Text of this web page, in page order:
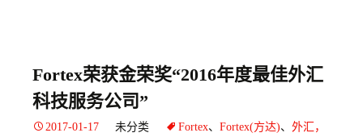
Fortex荣获金荣奖“2016年度最佳外汇
科技服务公司”
2017-01-17 未分类 Fortex、 Fortex(方达)、 外汇，